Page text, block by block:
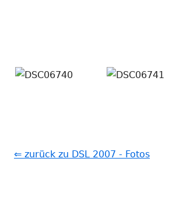
⇐ zurück zu DSL 2007 - Fotos